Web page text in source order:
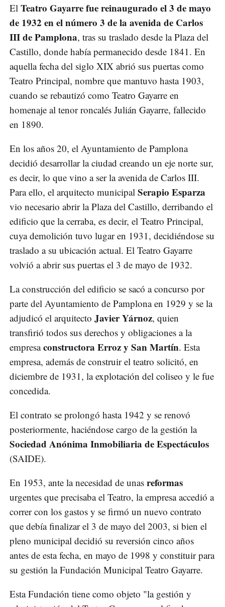
El Teatro Gayarre fue reinaugurado el 3 de mayo
de 1932 en el número 3 de la avenida de Carlos
III de Pamplona, tras su traslado desde la Plaza del
Castillo, donde había permanecido desde 1841. En
aquella fecha del siglo XIX abrió sus puertas como
Teatro Principal, nombre que mantuvo hasta 1903,
cuando se rebautizó como Teatro Gayarre en
homenaje al tenor roncalés Julián Gayarre, fallecido
en 1890.
En los años 20, el Ayuntamiento de Pamplona
decidió desarrollar la ciudad creando un eje norte sur,
es decir, lo que vino a ser la avenida de Carlos III.
Para ello, el arquitecto municipal Serapio Esparza
vio necesario abrir la Plaza del Castillo, derribando el
edificio que la cerraba, es decir, el Teatro Principal,
cuya demolición tuvo lugar en 1931, decidiéndose su
traslado a su ubicación actual. El Teatro Gayarre
volvió a abrir sus puertas el 3 de mayo de 1932.
La construcción del edificio se sacó a concurso por
parte del Ayuntamiento de Pamplona en 1929 y se la
adjudicó el arquitecto Javier Yárnoz, quien
transfirió todos sus derechos y obligaciones a la
empresaconstructora Erroz y San Martín. Esta
empresa, además de construir el teatro solicitó, en
diciembre de 1931, la explotación del coliseo y le fue
concedida.
El contrato se prolongó hasta 1942 y se renovó
posteriormente, haciéndose cargo de la gestión la
Sociedad Anónima Inmobiliaria de Espectáculos
(SAIDE).
En 1953, ante la necesidad de unas reformas
urgentes que precisaba el Teatro, la empresa accedió a
correr con los gastos y se firmó un nuevo contrato
que debía finalizar el 3 de mayo del 2003, si bien el
pleno municipal decidió su reversión cinco años
antes de esta fecha, en mayo de 1998 y constituir para
su gestión la Fundación Municipal Teatro Gayarre.
Esta Fundación tiene como objeto "la gestión y